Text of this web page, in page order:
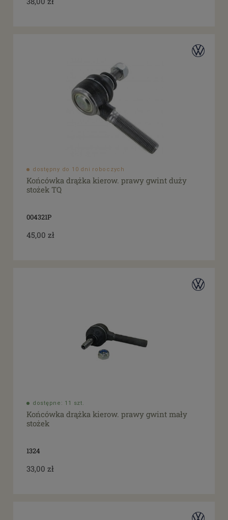
dostępny do 10 dni roboczych
Końcówka drążka kierow. prawy gwint duży
stożek TQ
004321P
45,00 zł
dostępne: 11 szt.
Końcówka drążka kierow. prawy gwint mały
stożek
1324
33,00 zł